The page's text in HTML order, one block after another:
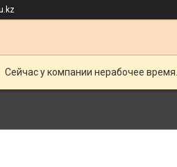
Сейчас у компании нерабочее